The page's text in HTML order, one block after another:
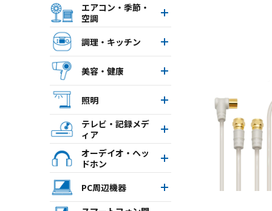
エアコン・季節・
空調
調理・キッチン
美容・健康
照明
テレビ・記録メデ
ィア
オーデイオ・ヘッ
ドホン
PC周辺機器
次